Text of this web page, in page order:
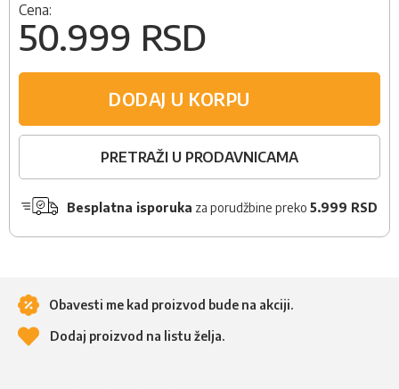
Cena:
50.999 RSD
DODAJ U KORPU
PRETRAŽI U PRODAVNICAMA
Besplatna isporuka za porudžbine preko 5.999 RSD
Obavesti me kad proizvod bude na akciji.
Dodaj proizvod na listu želja.